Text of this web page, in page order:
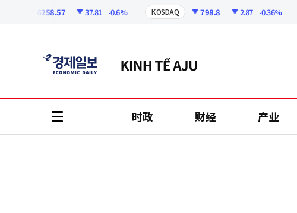
6258.57 37.81 -0.6% KOSDAQ 798.8 2.87 -0.36%
时政 财经 产业